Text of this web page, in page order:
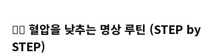
🧘‍♀️ 혈압을 낮추는 명상 루틴 (STEP by
STEP)